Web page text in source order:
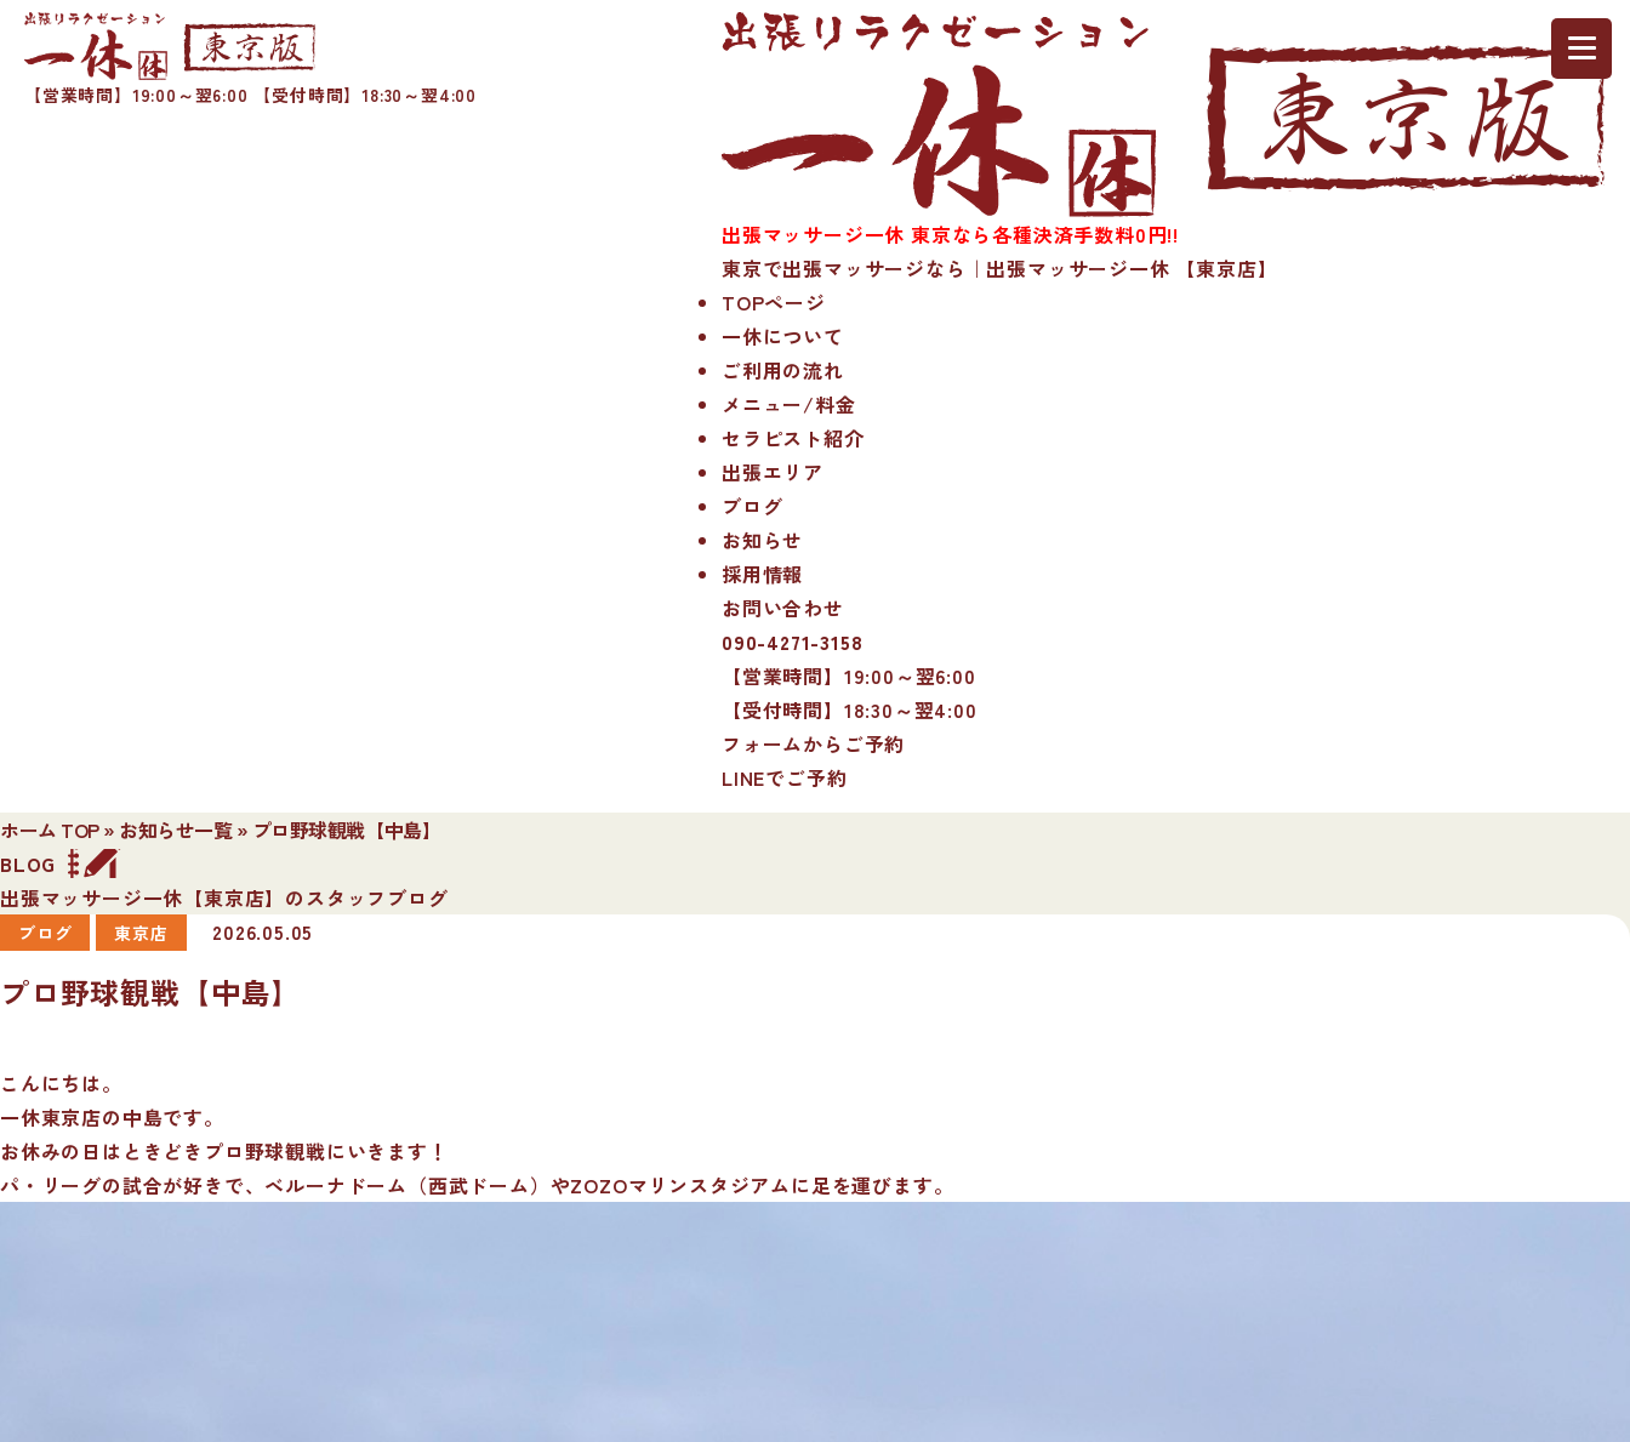
【営業時間】19:00～翌6:00 【受付時間】18:30～翌4:00
出張マッサージ一休 東京なら各種決済手数料0円!!
東京で出張マッサージなら｜出張マッサージ一休 【東京店】
TOPページ
一休について
ご利用の流れ
メニュー/料金
セラピスト紹介
出張エリア
ブログ
お知らせ
採用情報
お問い合わせ
090-4271-3158
【営業時間】19:00～翌6:00
【受付時間】18:30～翌4:00
フォームからご予約
LINEでご予約
ホーム TOP» お知らせ一覧» プロ野球観戦【中島】
BLOG
出張マッサージ一休【東京店】のスタッフブログ
ブログ 東京店 2026.05.05
プロ野球観戦【中島】
こんにちは。
一休東京店の中島です。
お休みの日はときどきプロ野球観戦にいきます！
パ・リーグの試合が好きで、ベルーナドーム（西武ドーム）やZOZOマリンスタジアムに足を運びます。